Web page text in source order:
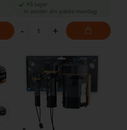
På lager
Vi sender din pakke mandag
- +